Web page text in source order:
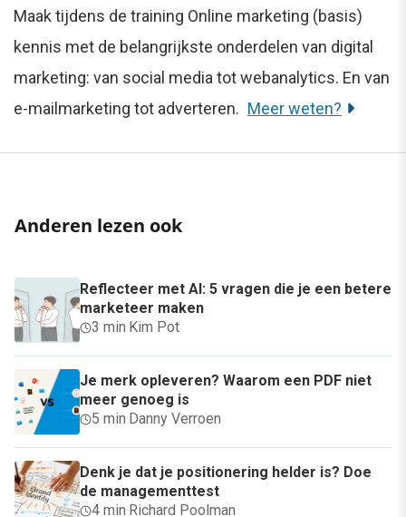
Maak tijdens de training Online marketing (basis)
kennis met de belangrijkste onderdelen van digital
marketing: van social media tot webanalytics. En van
e-mailmarketing tot adverteren. Meer weten?
Anderen lezen ook
Reflecteer met AI: 5 vragen die je een betere
marketeer maken
3 min· Kim Pot
Je merk opleveren? Waarom een PDF niet
meer genoeg is
5 min· Danny Verroen
Denk je dat je positionering helder is? Doe
de managementtest
4 min· Richard Poolman